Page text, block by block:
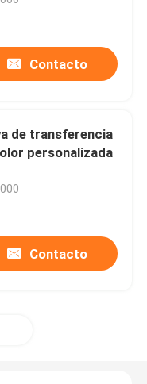
Contacto
de transferencia
personalizada
Contacto